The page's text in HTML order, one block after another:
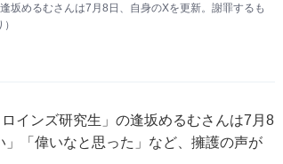
坂めるむさんは7月8日、自身のXを更新。謝罪するも
インズ研究生」の逢坂めるむさんは7月8
「偉いなと思った」など、擁護の声が